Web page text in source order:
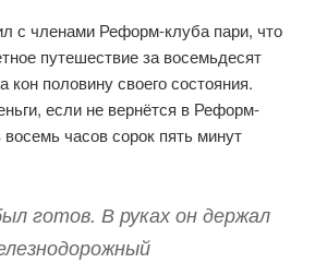
с членами Реформ-клуба пари, что
путешествие за восемьдесят
кон половину своего состояния.
если не вернётся в Реформ-
часов сорок пять минут
готов. В руках он держал